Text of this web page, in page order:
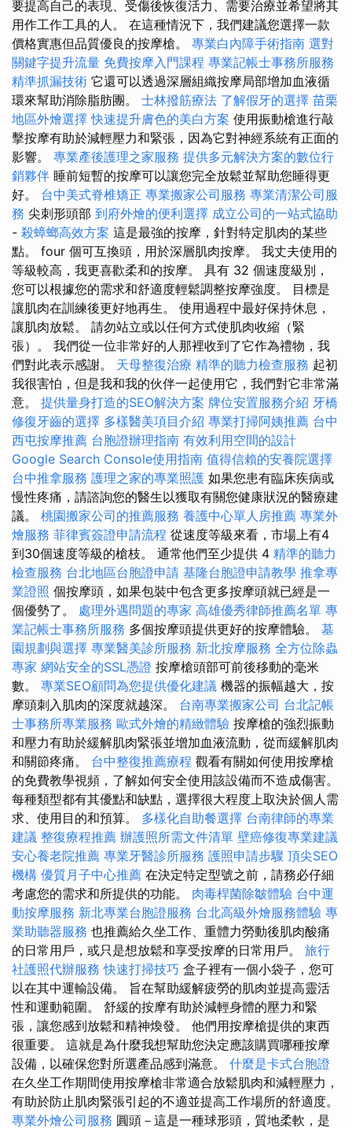
要提高自己的表現、受傷後恢復活力、需要治療並希望將其
用作工作工具的人。 在這種情況下，我們建議您選擇一款
價格實惠但品質優良的按摩槍。 專業白內障手術指南 選對
關鍵字提升流量 免費按摩入門課程 專業記帳士事務所服務
精準抓漏技術 它還可以透過深層組織按摩局部增加血液循
環來幫助消除脂肪團。 士林撥筋療法 了解假牙的選擇 苗栗
地區外燴選擇 快速提升膚色的美白方案 使用振動槍進行敲
擊按摩有助於減輕壓力和緊張，因為它對神經系統有正面的
影響。 專業產後護理之家服務 提供多元解決方案的數位行
銷夥伴 睡前短暫的按摩可以讓您完全放鬆並幫助您睡得更
好。 台中美式脊椎矯正 專業搬家公司服務 專業清潔公司服
務 尖刺形頭部 到府外燴的便利選擇 成立公司的一站式協助
- 殺蟑螂高效方案 這是最強的按摩，針對特定肌肉的某些
點。 four 個可互換頭，用於深層肌肉按摩。 我丈夫使用的
等級較高，我更喜歡柔和的按摩。 具有 32 個速度級別，
您可以根據您的需求和舒適度輕鬆調整按摩強度。 目標是
讓肌肉在訓練後更好地再生。 使用過程中最好保持休息，
讓肌肉放鬆。 請勿站立或以任何方式使肌肉收縮（緊
張）。 我們從一位非常好的人那裡收到了它作為禮物，我
們對此表示感謝。 天母整復治療 精準的聽力檢查服務 起初
我很害怕，但是我和我的伙伴一起使用它，我們對它非常滿
意。 提供量身打造的SEO解決方案 牌位安置服務介紹 牙橋
修復牙齒的選擇 多樣醫美項目介紹 專業打掃阿姨推薦 台中
西屯按摩推薦 台胞證辦理指南 有效利用空間的設計
Google Search Console使用指南 值得信賴的安養院選擇
台中推拿服務 護理之家的專業照護 如果您患有臨床疾病或
慢性疼痛，請諮詢您的醫生以獲取有關您健康狀況的醫療建
議。 桃園搬家公司的推薦服務 養護中心單人房推薦 專業外
燴服務 菲律賓簽證申請流程 從速度等級來看，市場上有4
到30個速度等級的槍枝。 通常他們至少提供 4 精準的聽力
檢查服務 台北地區台胞證申請 基隆台胞證申請教學 推拿專
業證照 個按摩頭，如果包裝中包含更多按摩頭就已經是一
個優勢了。 處理外遇問題的專家 高雄優秀律師推薦名單 專
業記帳士事務所服務 多個按摩頭提供更好的按摩體驗。 墓
園規劃與選擇 專業醫美診所服務 新北按摩服務 全方位除蟲
專家 網站安全的SSL憑證 按摩槍頭部可前後移動的毫米
數。 專業SEO顧問為您提供優化建議 機器的振幅越大，按
摩頭刺入肌肉的深度就越深。 台南專業搬家公司 台北記帳
士事務所專業服務 歐式外燴的精緻體驗 按摩槍的強烈振動
和壓力有助於緩解肌肉緊張並增加血液流動，從而緩解肌肉
和關節疼痛。 台中整復推薦療程 觀看有關如何使用按摩槍
的免費教學視頻，了解如何安全使用該設備而不造成傷害。
每種類型都有其優點和缺點，選擇很大程度上取決於個人需
求、使用目的和預算。 多樣化自助餐選擇 台南律師的專業
建議 整復療程推薦 辦護照所需文件清單 壁癌修復專業建議
安心養老院推薦 專業牙醫診所服務 護照申請步驟 頂尖SEO
機構 優質月子中心推薦 在決定特定型號之前，請務必仔細
考慮您的需求和所提供的功能。 肉毒桿菌除皺體驗 台中運
動按摩服務 新北專業台胞證服務 台北高級外燴服務體驗 專
業助聽器服務 也推薦給久坐工作、重體力勞動後肌肉酸痛
的日常用戶，或只是想放鬆和享受按摩的日常用戶。 旅行
社護照代辦服務 快速打掃技巧 盒子裡有一個小袋子，您可
以在其中運輸設備。 旨在幫助緩解疲勞的肌肉並提高靈活
性和運動範圍。 舒緩的按摩有助於減輕身體的壓力和緊
張，讓您感到放鬆和精神煥發。 他們用按摩槍提供的東西
很重要。 這就是為什麼我想幫助您決定應該購買哪種按摩
設備，以確保您對所選產品感到滿意。 什麼是卡式台胞證
在久坐工作期間使用按摩槍非常適合放鬆肌肉和減輕壓力，
有助於防止肌肉緊張引起的不適並提高工作場所的舒適度。
專業外燴公司服務 圓頭－這是一種球形頭，質地柔軟，是